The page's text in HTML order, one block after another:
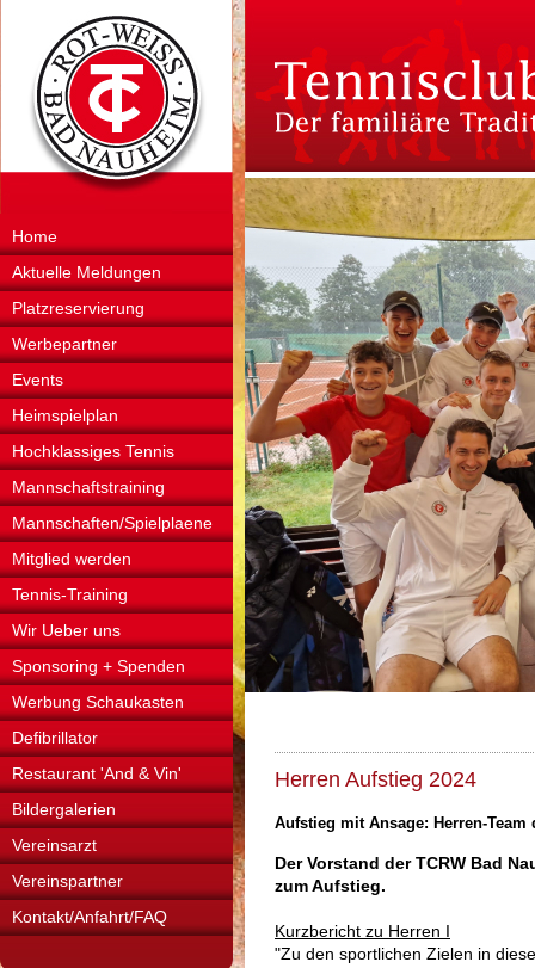
Home
Aktuelle Meldungen
Platzreservierung
Werbepartner
Events
Heimspielplan
Hochklassiges Tennis
Mannschaftstraining
Mannschaften/Spielplaene
Mitglied werden
Tennis-Training
Wir Ueber uns
Sponsoring + Spenden
Werbung Schaukasten
Defibrillator
Restaurant 'And & Vin'
Bildergalerien
Vereinsarzt
Vereinspartner
Kontakt/Anfahrt/FAQ
Herren Aufstieg 2024
Aufstieg mit Ansage: Herren-
Der Vorstand der TCRW Bad
zum Aufstieg.
Kurzbericht zu Herren I
"Zu den sportlichen Zielen in